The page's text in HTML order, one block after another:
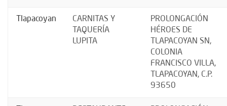
Tlapacoyan
CARNITAS Y
TAQUERÍA
LUPITA
PROLONGACIÓN
HÉROES DE
TLAPACOYAN SN,
COLONIA
FRANCISCO VILLA,
TLAPACOYAN, C.P.
93650